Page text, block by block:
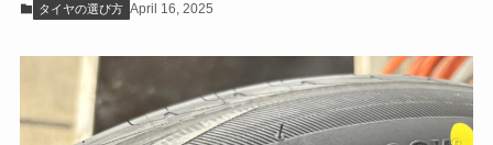
タイヤの選び方 April 16, 2025